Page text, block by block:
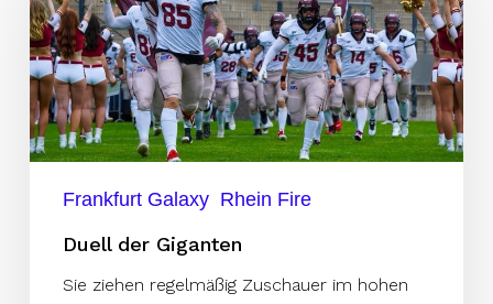
Frankfurt Galaxy Rhein Fire
Duell der Giganten
Sie ziehen regelmäßig Zuschauer im hohen